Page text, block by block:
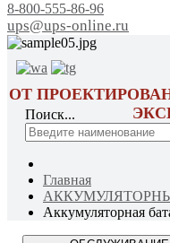
8-800-555-86-96
ups@ups-online.ru
ОТ
Поиск...
Главная
Аккумуляторная